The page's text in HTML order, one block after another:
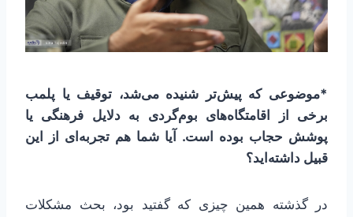
*موضوعی که پیش‌تر شنیده می‌شد، توقیف یا پلمب
برخی از اقامتگاه‌های بوم‌گردی‌ به دلایل فرهنگی یا
پوشش حجاب بوده است. آیا شما هم تجربه‌ای از این
قبیل داشته‌اید؟
در گذشته همین چیزی که گفتید بود، بحث مشکلات